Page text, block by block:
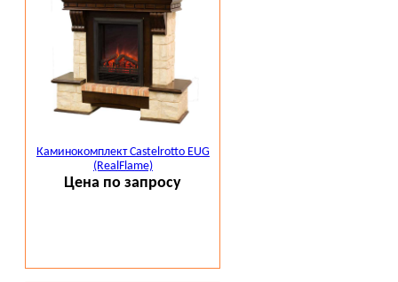
Каминокомплект Castelrotto EUG
(RealFlame)
Цена по запросу